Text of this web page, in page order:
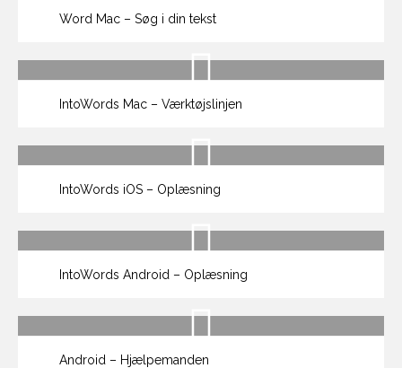
Word Mac – Søg i din tekst
IntoWords Mac – Værktøjslinjen
IntoWords iOS – Oplæsning
IntoWords Android – Oplæsning
Android – Hjælpemanden